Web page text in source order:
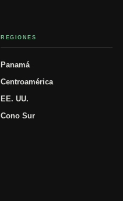
REGIONES
Panamá
Centroamérica
EE. UU.
Cono Sur